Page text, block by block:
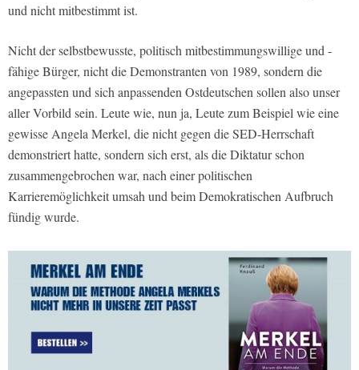
und nicht mitbestimmt ist.
Nicht der selbstbewusste, politisch mitbestimmungswillige und -
fähige Bürger, nicht die Demonstranten von 1989, sondern die
angepassten und sich anpassenden Ostdeutschen sollen also unser
aller Vorbild sein. Leute wie, nun ja, Leute zum Beispiel wie eine
gewisse Angela Merkel, die nicht gegen die SED-Herrschaft
demonstriert hatte, sondern sich erst, als die Diktatur schon
zusammengebrochen war, nach einer politischen
Karrieremöglichkeit umsah und beim Demokratischen Aufbruch
fündig wurde.